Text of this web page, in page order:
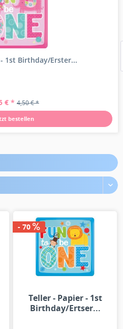
1st Birthday/Erster...
€ * 4,50 € *
bestellen
- 70
Teller - Papier - 1st
Birthday/Ertser...